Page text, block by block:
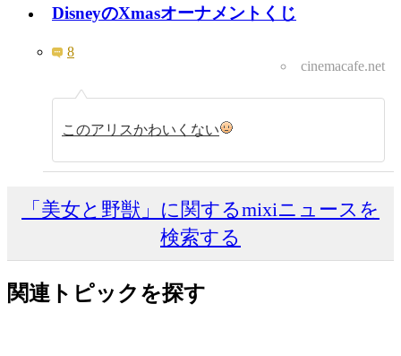
DisneyのXmasオーナメントくじ
8
cinemacafe.net
このアリスかわいくない
「美女と野獣」に関するmixiニュースを
検索する
関連トピックを探す